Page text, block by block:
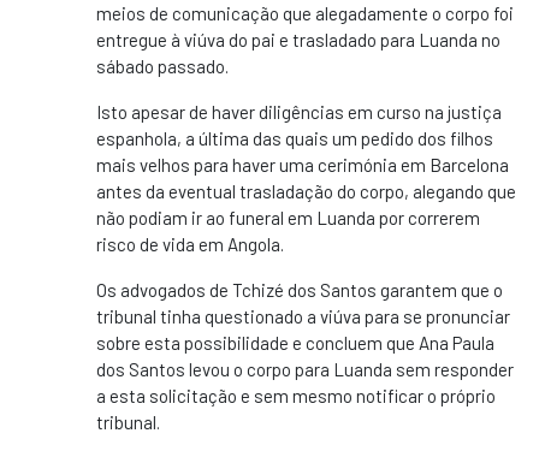
meios de comunicação que alegadamente o corpo foi
entregue à viúva do pai e trasladado para Luanda no
sábado passado.
Isto apesar de haver diligências em curso na justiça
espanhola, a última das quais um pedido dos filhos
mais velhos para haver uma cerimónia em Barcelona
antes da eventual trasladação do corpo, alegando que
não podiam ir ao funeral em Luanda por correrem
risco de vida em Angola.
Os advogados de Tchizé dos Santos garantem que o
tribunal tinha questionado a viúva para se pronunciar
sobre esta possibilidade e concluem que Ana Paula
dos Santos levou o corpo para Luanda sem responder
a esta solicitação e sem mesmo notificar o próprio
tribunal.